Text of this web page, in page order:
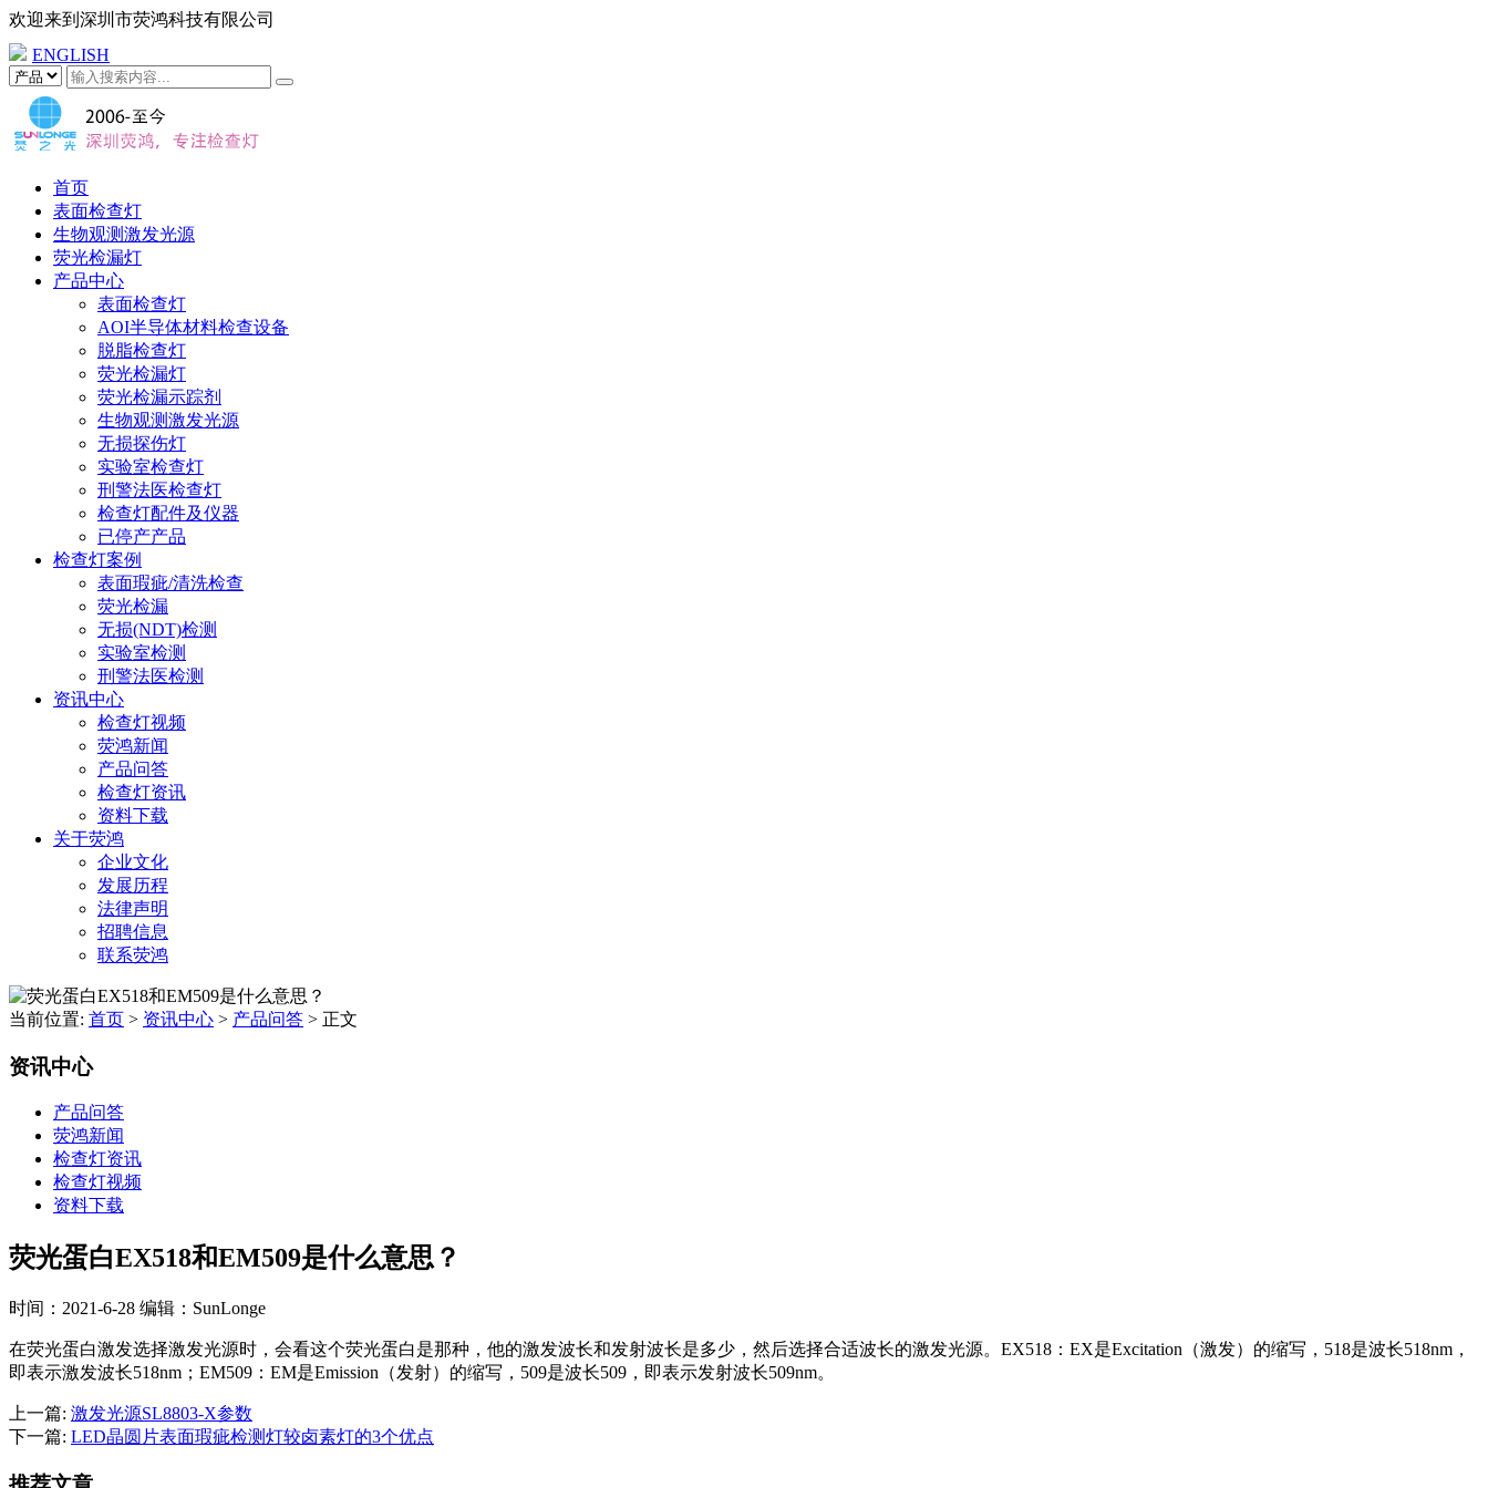
欢迎来到 深圳市荧鸿科技有限公司
ENGLISH
首页
表面检查灯
生物观测激发光源
荧光检漏灯
产品中心
表面检查灯
AOI半导体材料检查设备
脱脂检查灯
荧光检漏灯
荧光检漏示踪剂
生物观测激发光源
无损探伤灯
实验室检查灯
刑警法医检查灯
检查灯配件及仪器
已停产产品
检查灯案例
表面瑕疵/清洗检查
荧光检漏
无损(NDT)检测
实验室检测
刑警法医检测
资讯中心
检查灯视频
荧鸿新闻
产品问答
检查灯资讯
资料下载
关于荧鸿
企业文化
发展历程
法律声明
招聘信息
联系荧鸿
当前位置: 首页 > 资讯中心 > 产品问答 > 正文
资讯中心
产品问答
荧鸿新闻
检查灯资讯
检查灯视频
资料下载
荧光蛋白EX518和EM509是什么意思？
时间：2021-6-28 编辑：SunLonge
在荧光蛋白激发选择激发光源时，会看这个荧光蛋白是那种，他的激发波长和发射波长是多少，然后选择合适波长的激发光源。EX518：EX是Excitation（激发）的缩写，518是波长518nm，
即表示激发波长518nm；EM509：EM是Emission（发射）的缩写，509是波长509，即表示发射波长509nm。
上一篇: 激发光源SL8803-X参数
下一篇: LED晶圆片表面瑕疵检测灯较卤素灯的3个优点